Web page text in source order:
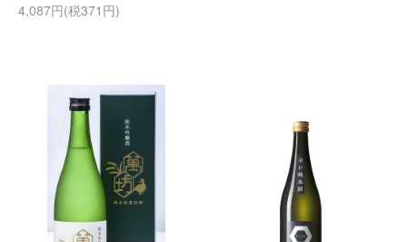
4,087円(税371円)